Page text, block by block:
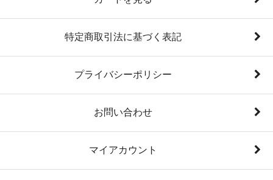
特定商取引法に基づく表記
プライバシーポリシー
お問い合わせ
マイアカウント